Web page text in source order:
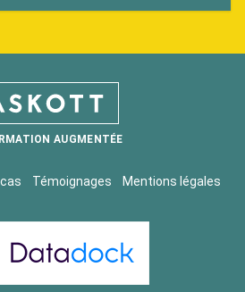
AUGMENTÉE
Témoignages Mentions légales